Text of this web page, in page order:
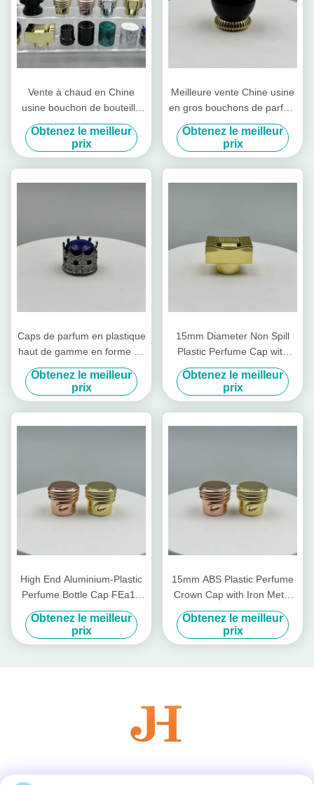
Vente à chaud en Chine
usine bouchon de bouteille
de parfum en aluminium-
plastique Fea15 modèle fer-
métal type couvercles
Obtenez le meilleur
prix
Meilleure vente Chine usine
en gros bouchons de parfum
en plastique bouchon de
parfum brillant de luxe
15mm couvercle de bouteille
en plastique aluminium
Obtenez le meilleur
prix
Caps de parfum en plastique
haut de gamme en forme de
couronne Caps de parfum
brillants en aluminium
Bouteille en plastique
Couvercle en plastique Caps
d'usine existants en or
Obtenez le meilleur
prix
15mm Diameter Non Spill
Plastic Perfume Cap with
Customizable Design for
Premium Packaging
Obtenez le meilleur
prix
High End Aluminium-Plastic
Perfume Bottle Cap FEa15
with Non Spill Design and 15
mm Diameter
Obtenez le meilleur
prix
15mm ABS Plastic Perfume
Crown Cap with Iron Metal
Pump for Non-Refillable
Bottle Closures in Cosmetics
Industry
Obtenez le meilleur
prix